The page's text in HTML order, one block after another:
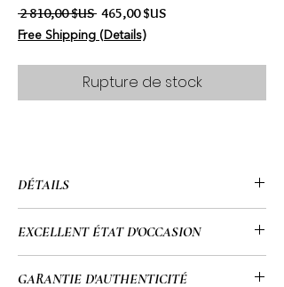
2 810,00 $US Prix original
465,00 $USPrix promotionnel
Free Shipping (Details)
Rupture de stock
DÉTAILS
• Millésime/juin 1989'
• Cuir épi vert
EXCELLENT ÉTAT D'OCCASION
GARANTIE D'AUTHENTICITÉ